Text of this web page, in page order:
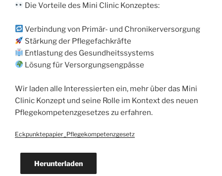
Die Vorteile des Mini Clinic Konzeptes:
Verbindung von Primär- und Chronikerversorgung
Stärkung der Pflegefachkräfte
Entlastung des Gesundheitssystems
Lösung für Versorgungsengpässe
Wir laden alle Interessierten ein, mehr über das Mini
Clinic Konzept und seine Rolle im Kontext des neuen
Pflegekompetenzgesetzes zu erfahren.
Eckpunktepapier_Pflegekompetenzgesetz
Herunterladen